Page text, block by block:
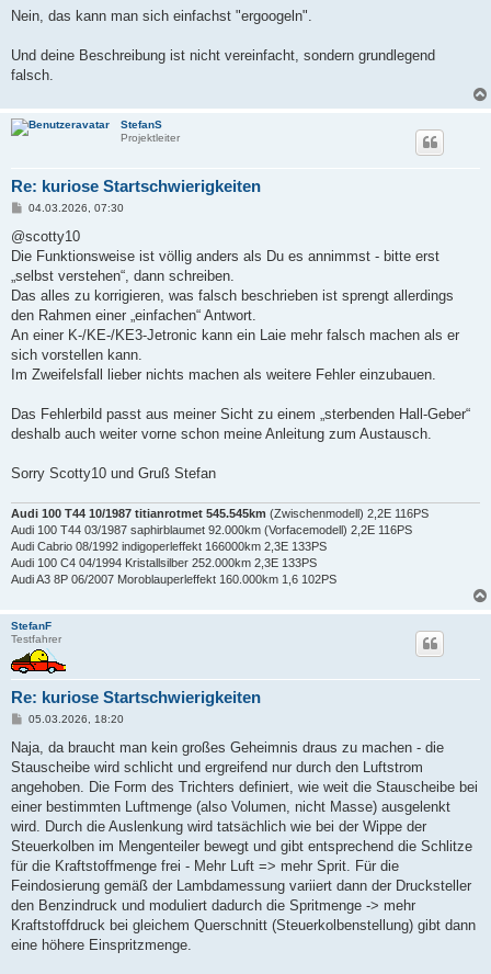
i
a
Nein, das kann man sich einfachst "ergoogeln".
Und deine Beschreibung ist nicht vereinfacht, sondern grundlegend
falsch.
StefanS
Projektleiter
Re: kuriose Startschwierigkeiten
B
i
r
a
04.03.2026, 07:30
@scotty10
Die Funktionsweise ist völlig anders als Du es annimmst - bitte erst
„selbst verstehen“, dann schreiben.
Das alles zu korrigieren, was falsch beschrieben ist sprengt allerdings
den Rahmen einer „einfachen“ Antwort.
An einer K-/KE-/KE3-Jetronic kann ein Laie mehr falsch machen als er
sich vorstellen kann.
Im Zweifelsfall lieber nichts machen als weitere Fehler einzubauen.
Das Fehlerbild passt aus meiner Sicht zu einem „sterbenden Hall-Geber“
deshalb auch weiter vorne schon meine Anleitung zum Austausch.
Sorry Scotty10 und Gruß Stefan
Audi 100 T44 10/1987 titianrotmet 545.545km (Zwischenmodell) 2,2E 116PS
Audi 100 T44 03/1987 saphirblaumet 92.000km (Vorfacemodell) 2,2E 116PS
Audi Cabrio 08/1992 indigoperleffekt 166000km 2,3E 133PS
Audi 100 C4 04/1994 Kristallsilber 252.000km 2,3E 133PS
Audi A3 8P 06/2007 Moroblauperleffekt 160.000km 1,6 102PS
StefanF
Testfahrer
Re: kuriose Startschwierigkeiten
B
i
r
a
g
05.03.2026, 18:20
Naja, da braucht man kein großes Geheimnis draus zu machen - die
Stauscheibe wird schlicht und ergreifend nur durch den Luftstrom
angehoben. Die Form des Trichters definiert, wie weit die Stauscheibe bei
einer bestimmten Luftmenge (also Volumen, nicht Masse) ausgelenkt
wird. Durch die Auslenkung wird tatsächlich wie bei der Wippe der
Steuerkolben im Mengenteiler bewegt und gibt entsprechend die Schlitze
für die Kraftstoffmenge frei - Mehr Luft => mehr Sprit. Für die
Feindosierung gemäß der Lambdamessung variiert dann der Drucksteller
den Benzindruck und moduliert dadurch die Spritmenge -> mehr
Kraftstoffdruck bei gleichem Querschnitt (Steuerkolbenstellung) gibt dann
eine höhere Einspritzmenge.